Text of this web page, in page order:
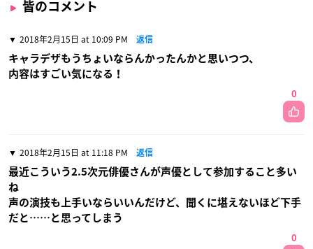
皆のコメント
2018年2月15日 at 10:09 PM 返信
キャラデザもうちょいならんかったんかと思いつつ、
内容はすごい気になる！
0
2018年2月15日 at 11:18 PM 返信
最近こういう2.5次元俳優さんが声優として参加すること多い
ね
声の演技も上手いならいいんだけど、聞くに堪えないほど下手
だと……と思ってしまう
0